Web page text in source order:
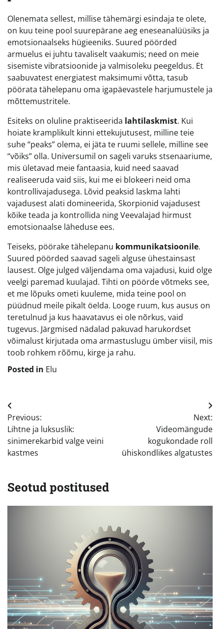
Olenemata sellest, millise tähemärgi esindaja te olete,
on kuu teine pool suurepärane aeg eneseanalüüsiks ja
emotsionaalseks hügieeniks. Suured pöörded
armuelus ei juhtu tavaliselt vaakumis; need on meie
sisemiste vibratsioonide ja valmisoleku peegeldus. Et
saabuvatest energiatest maksimumi võtta, tasub
pöörata tähelepanu oma igapäevastele harjumustele ja
mõttemustritele.
Esiteks on oluline praktiseerida lahtilaskmist. Kui
hoiate kramplikult kinni ettekujutusest, milline teie
suhe “peaks” olema, ei jäta te ruumi sellele, milline see
“võiks” olla. Universumil on sageli varuks stsenaariume,
mis ületavad meie fantaasia, kuid need saavad
realiseeruda vaid siis, kui me ei blokeeri neid oma
kontrollivajadusega. Lõvid peaksid laskma lahti
vajadusest alati domineerida, Skorpionid vajadusest
kõike teada ja kontrollida ning Veevalajad hirmust
emotsionaalse läheduse ees.
Teiseks, pöörake tähelepanu kommunikatsioonile.
Suured pöörded saavad sageli alguse ühestainsast
lausest. Olge julged väljendama oma vajadusi, kuid olge
veelgi paremad kuulajad. Tihti on pöörde võtmeks see,
et me lõpuks ometi kuuleme, mida teine pool on
püüdnud meile pikalt öelda. Looge ruum, kus ausus on
teretulnud ja kus haavatavus ei ole nõrkus, vaid
tugevus. Järgmised nädalad pakuvad harukordset
võimalust kirjutada oma armastuslugu ümber viisil, mis
toob rohkem rõõmu, kirge ja rahu.
Posted in Elu
Navigeerimine
Previous:
Lihtne ja luksuslik:
sinimerekarbid valge veini
kastmes
Next:
Videomängude
kogukondade roll
ühiskondlikes algatustes
Seotud postitused